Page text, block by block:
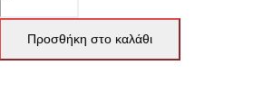
Προσθήκη στο καλάθι